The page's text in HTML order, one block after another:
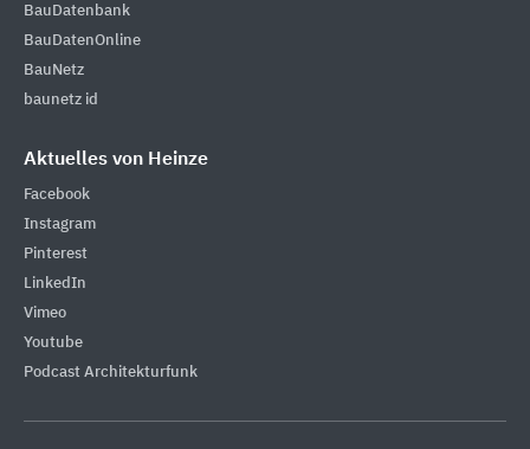
BauDatenbank
BauDatenOnline
BauNetz
baunetz id
Aktuelles von Heinze
Facebook
Instagram
Pinterest
LinkedIn
Vimeo
Youtube
Podcast Architekturfunk